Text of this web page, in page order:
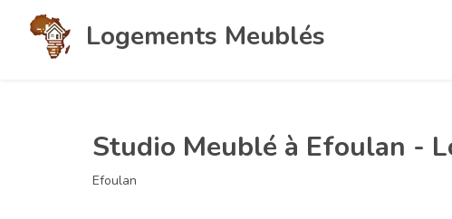
Logements Meublés
Studio Meublé à Efoulan -
Efoulan